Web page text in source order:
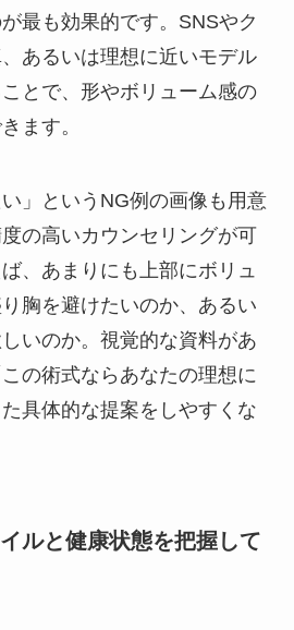
最も効果的です。SNSやク
あるいは理想に近いモデル
とで、形やボリューム感の
ます。
」というNG例の画像も用意
の高いカウンセリングが可
、あまりにも上部にボリュ
胸を避けたいのか、あるい
いのか。視覚的な資料があ
の術式ならあなたの理想に
具体的な提案をしやすくな
ルと健康状態を把握して